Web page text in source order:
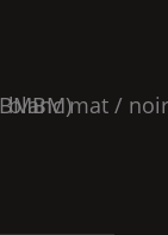
)
blanc mat /